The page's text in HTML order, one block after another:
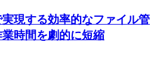
現する効率的なファイル管
時間を劇的に短縮